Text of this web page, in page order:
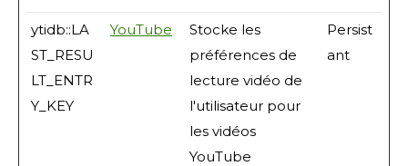
ytidb::LA
ST_RESU
LT_ENTR
Y_KEY
YouTube
Stocke les
préférences de
lecture vidéo de
l'utilisateur pour
les vidéos
YouTube
Persist
ant